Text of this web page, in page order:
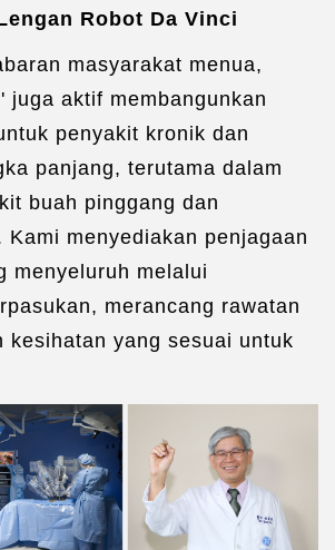
Robot Da Vinci
masyarakat menua,
juga aktif membangunkan
penyakit kronik dan
panjang, terutama dalam
buah pinggang dan
Kami menyediakan penjagaan
menyeluruh melalui
merancang rawatan
kesihatan yang sesuai untuk